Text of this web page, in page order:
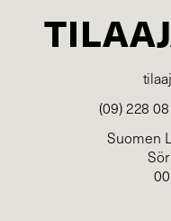
(09) 228
Suomen